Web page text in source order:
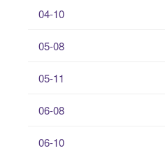
04-10
05-08
05-11
06-08
06-10